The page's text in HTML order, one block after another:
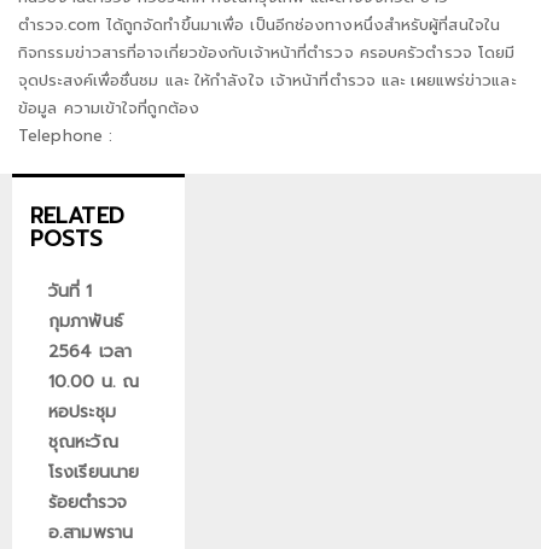
ตำรวจ.com ได้ถูกจัดทำขึ้นมาเพื่อ เป็นอีกช่องทางหนึ่งสำหรับผู้ที่สนใจใน
กิจกรรมข่าวสารที่อาจเกี่ยวข้องกับเจ้าหน้าที่ตำรวจ ครอบครัวตำรวจ โดยมี
จุดประสงค์เพื่อชื่นชม และ ให้กำลังใจ เจ้าหน้าที่ตำรวจ และ เผยแพร่ข่าวและ
ข้อมูล ความเข้าใจที่ถูกต้อง
Telephone :
RELATED
POSTS
วันที่ 1
กุมภาพันธ์
2564 เวลา
10.00 น. ณ
หอประชุม
ชุณหะวัณ
โรงเรียนนาย
ร้อยตำรวจ
อ.สามพราน